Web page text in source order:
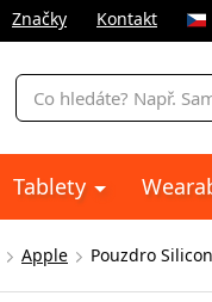
Značky Kontakt
Vyhledávání
Tablety
Apple Pouzdro